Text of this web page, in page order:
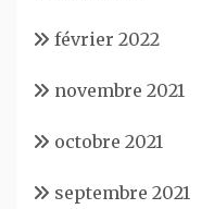
février 2022
novembre 2021
octobre 2021
septembre 2021